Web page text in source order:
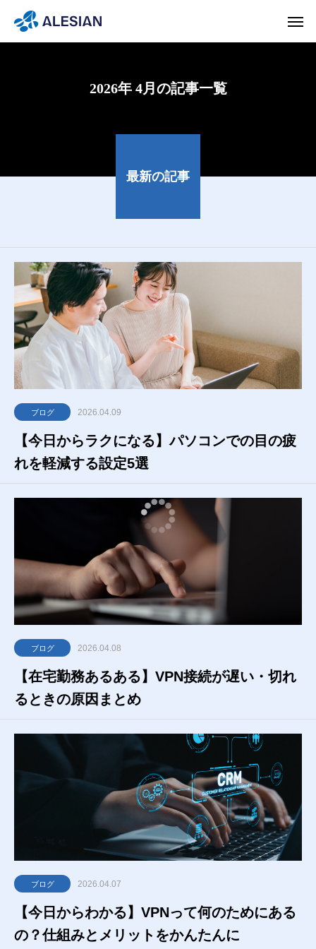
2026年 4月の記事一覧
最新の記事
ブログ 2026.04.09
【今日からラクになる】パソコンでの目の疲
れを軽減する設定5選
ブログ 2026.04.08
【在宅勤務あるある】VPN接続が遅い・切れ
るときの原因まとめ
ブログ 2026.04.07
【今日からわかる】VPNって何のためにある
の？仕組みとメリットをかんたんに